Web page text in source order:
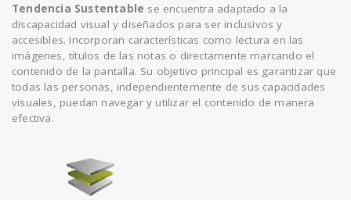
Tendencia Sustentable se encuentra adaptado a la
discapacidad visual y diseñados para ser inclusivos y
accesibles. Incorporan características como lectura en las
imágenes, títulos de las notas o directamente marcando el
contenido de la pantalla. Su objetivo principal es garantizar que
todas las personas, independientemente de sus capacidades
visuales, puedan navegar y utilizar el contenido de manera
efectiva.